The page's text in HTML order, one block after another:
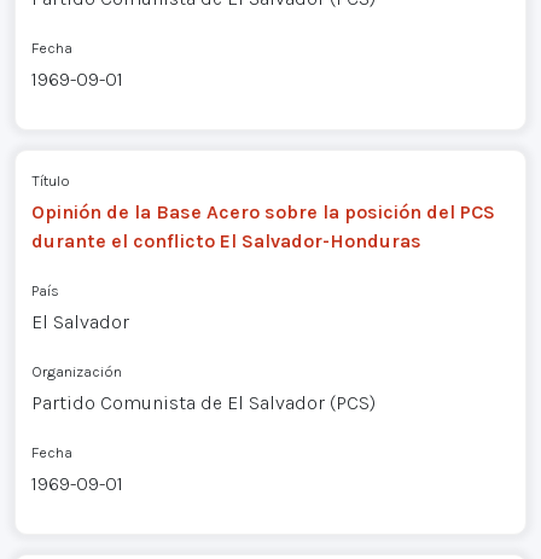
Fecha
1969-09-01
Título
Opinión de la Base Acero sobre la posición del PCS
durante el conflicto El Salvador-Honduras
País
El Salvador
Organización
Partido Comunista de El Salvador (PCS)
Fecha
1969-09-01